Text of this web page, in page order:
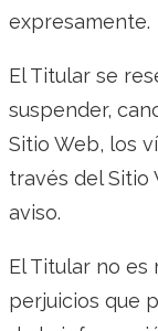
expresamente.
El Titular se
suspender,
Sitio Web, los
través del Sitio
aviso.
El Titular no
perjuicios que